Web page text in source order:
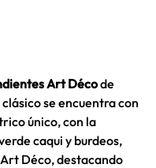
Art Décode
se encuentra con
único, con la
caqui y burdeos,
Déco, destacando